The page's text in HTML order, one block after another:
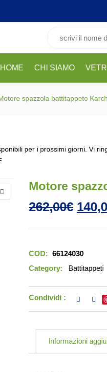
HOME CHI SIAMO
spazzola battitappeto
per i prossimi giorni. Vi
Motore
262,00€ Il
COD: 66124030
Category:
Battitappeti
Condividi :
Informazioni